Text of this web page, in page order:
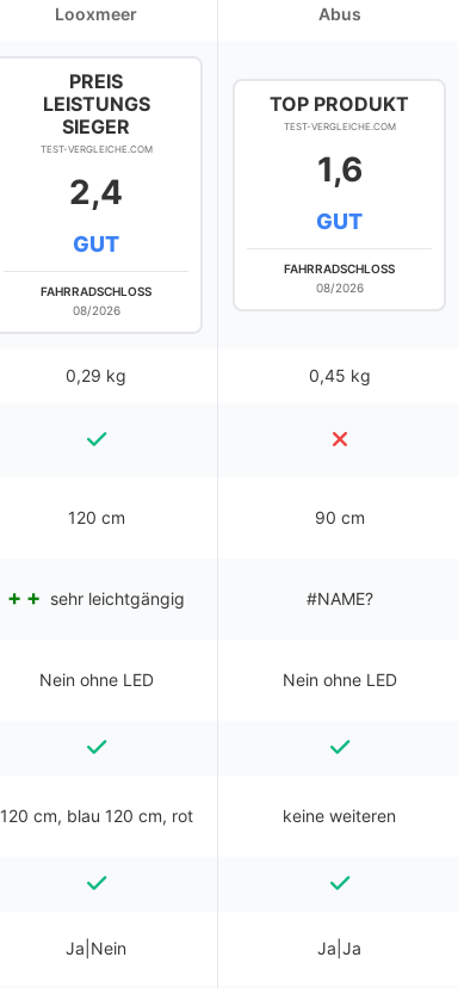
Looxmeer Abus
PREIS
LEISTUNGS
SIEGER
TEST-VERGLEICHE.COM
2,4
GUT
FAHRRADSCHLOSS
08/2026
TOP PRODUKT
TEST-VERGLEICHE.COM
1,6
GUT
FAHRRADSCHLOSS
08/2026
0,29 kg 0,45 kg
120 cm 90 cm
sehr leichtgängig #NAME?
Nein ohne LED Nein ohne LED
120 cm, blau 120 cm, rot keine weiteren
Ja|Nein Ja|Ja